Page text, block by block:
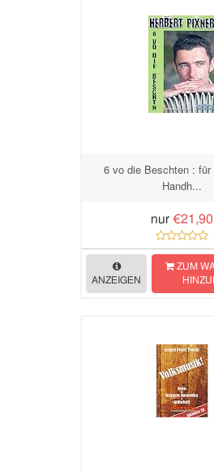
6 vo die Beschten :
Handh...
nur €21,90
ANZEIGEN
ZUM